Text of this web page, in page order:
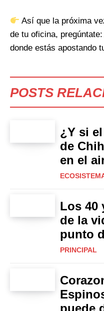
Así que la próxima
de tu oficina,
donde estás apostando
POSTS
¿Y si
de
en el
Los 40
de la
punto
PRINCIPAL